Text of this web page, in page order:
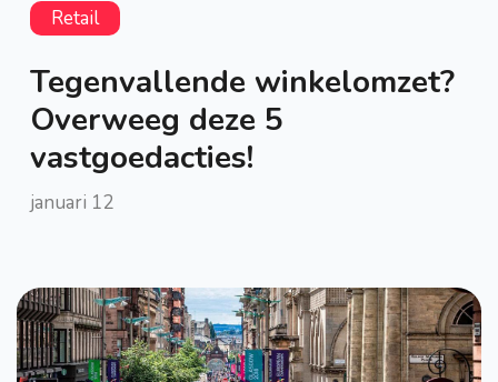
Retail
Tegenvallende winkelomzet?
Overweeg deze 5
vastgoedacties!
januari 12